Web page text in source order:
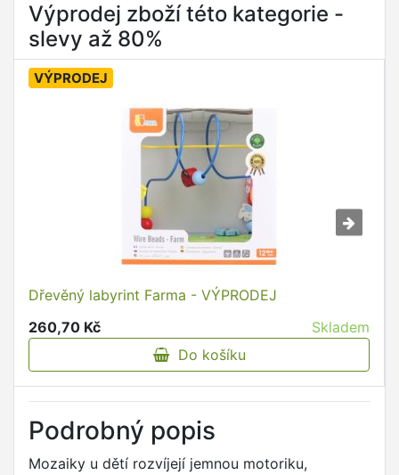
Výprodej zboží této kategorie -
slevy až 80%
VÝPRODEJ
Dřevěný labyrint Farma - VÝPRODEJ
260,70 Kč
Skladem
Do košíku
Podrobný popis
Mozaiky u dětí rozvíjejí jemnou motoriku,